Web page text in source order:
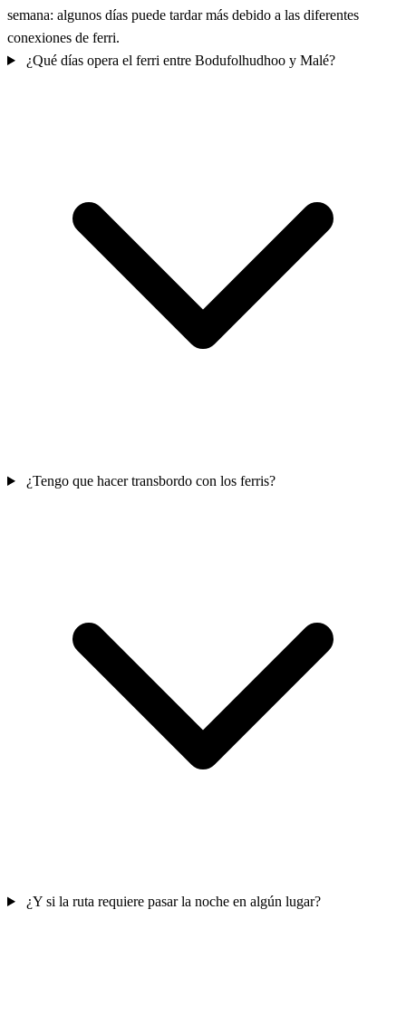
semana: algunos días puede tardar más debido a las diferentes
conexiones de ferri.
¿Qué días opera el ferri entre Bodufolhudhoo y Malé?
¿Tengo que hacer transbordo con los ferris?
¿Y si la ruta requiere pasar la noche en algún lugar?